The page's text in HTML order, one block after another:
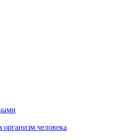
человека